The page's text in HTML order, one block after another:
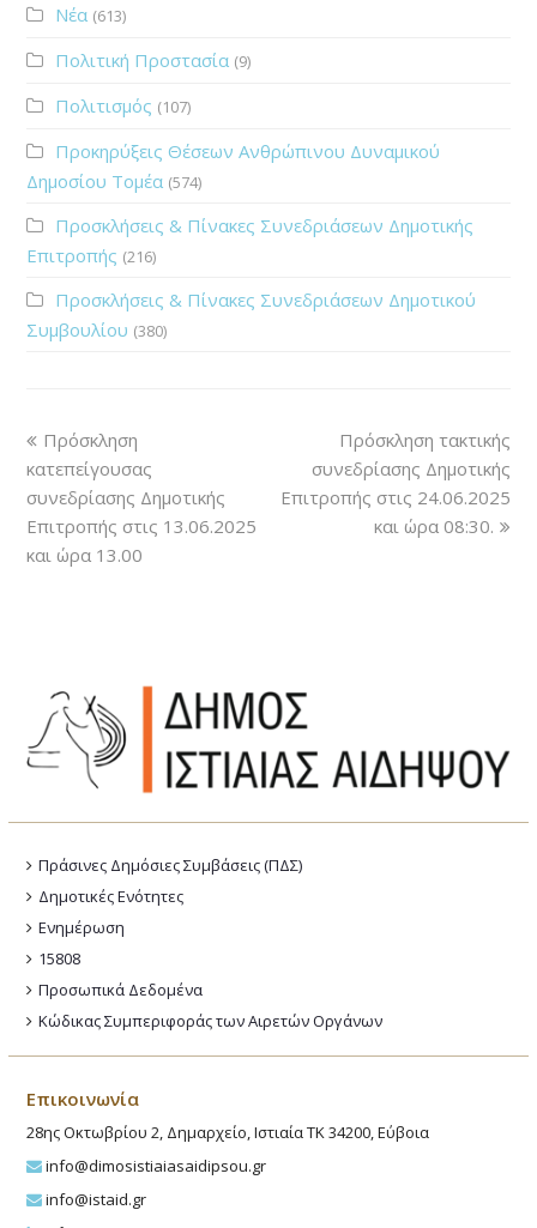
Νέα (613)
Πολιτική Προστασία (9)
Πολιτισμός (107)
Προκηρύξεις Θέσεων Ανθρώπινου Δυναμικού
Δημοσίου Τομέα (574)
Προσκλήσεις & Πίνακες Συνεδριάσεων Δημοτικής
Επιτροπής (216)
Προσκλήσεις & Πίνακες Συνεδριάσεων Δημοτικού
Συμβουλίου (380)
Πρόσκληση
κατεπείγουσας
συνεδρίασης Δημοτικής
Επιτροπής στις 13.06.2025
και ώρα 13.00
Πρόσκληση τακτικής
συνεδρίασης Δημοτικής
Επιτροπής στις 24.06.2025
και ώρα 08:30.
Πράσινες Δημόσιες Συμβάσεις (ΠΔΣ)
Δημοτικές Ενότητες
Ενημέρωση
15808
Προσωπικά Δεδομένα
Κώδικας Συμπεριφοράς των Αιρετών Οργάνων
Επικοινωνία
28ης Οκτωβρίου 2, Δημαρχείο, Ιστιαία ΤΚ 34200, Εύβοια
info@dimosistiaiasaidipsou.gr
info@istaid.gr